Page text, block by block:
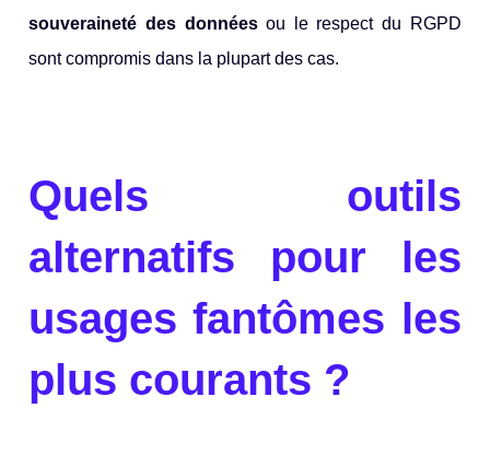
souveraineté des donnéesou le respect du RGPD
sont compromis dans la plupart des cas.
Quels outils
alternatifs pour les
usages fantômes les
plus courants ?